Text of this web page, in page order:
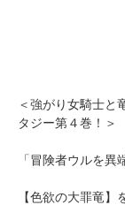
＜強がり女騎士
タジー第４巻！＞
「冒険者ウルを異
【色欲の大罪竜】